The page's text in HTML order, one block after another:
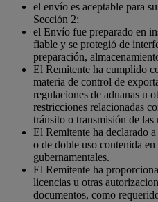
el envío es aceptable para
Sección 2;
el Envío fue preparado en
fiable y se protegió de
preparación,
El Remitente ha cumplido
materia de control de
regulaciones de aduanas u
restricciones relacionadas
tránsito o transmisión de las
El Remitente ha declarado
o de doble uso contenida
gubernamentales.
El Remitente ha
licencias u otras
documentos, como